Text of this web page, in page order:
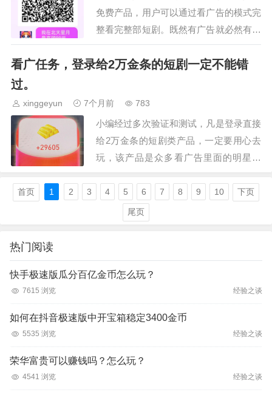
免费产品，用户可以通过看广告的模式完
整看完整部短剧。既然有广告就必然有金
币系统，产品内置了金币系统和收徒系
统，用户可以通过分享自己的收徒码分享
看广任务，登录给2万金条的短剧一定不能错
过。
xinggeyun 7个月前 783
小编经过多次验证和测试，凡是登录直接
给2万金条的短剧类产品，一定要用心去
玩，该产品是众多看广告里面的明星产
几十块，重点是该类型产品频繁出大包小
编玩的月色剧场，浮光剧…
首页 1 2 3 4 5 6 7 8 9 10 下页
尾页
热门阅读
快手极速版瓜分百亿金币怎么玩？
7615 浏览 经验之谈
如何在抖音极速版中开宝箱稳定3400金币
5535 浏览 经验之谈
荣华富贵可以赚钱吗？怎么玩？
4541 浏览 经验之谈